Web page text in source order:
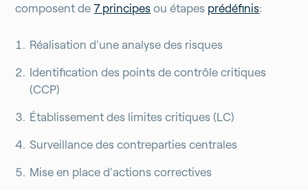
composent de7 principesou étapes prédéfinis:
Réalisation d'une analyse des risques
Identification des points de contrôle critiques
(CCP)
Établissement des limites critiques (LC)
Surveillance des contreparties centrales
Mise en place d'actions correctives